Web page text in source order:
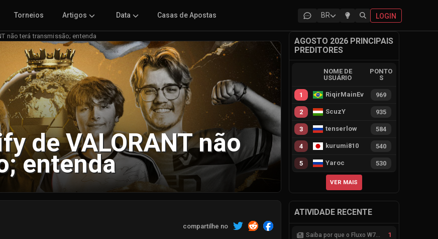
Torneios Artigos Data Casas de Apostas BR LOGIN
não terá transmissão; entenda
de VALORANT não
entenda
compartilhe no
AGOSTO 2026 PRINCIPAIS
PREDITORES
NOME DE
USUÁRIO
PONTO
S
1 RiqirMainEvie 969
2 ScuzY 935
3 tenserlow 584
4 kurumi810 540
5 Yaroc 530
VER MAIS
ATIVIDADE RECENTE
Saiba por que o Fluxo W7M não avançou na parceria com a Riot 1